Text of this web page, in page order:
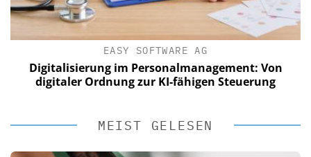
EASY SOFTWARE AG
Digitalisierung im Personalmanagement: Von
digitaler Ordnung zur KI-fähigen Steuerung
MEIST GELESEN